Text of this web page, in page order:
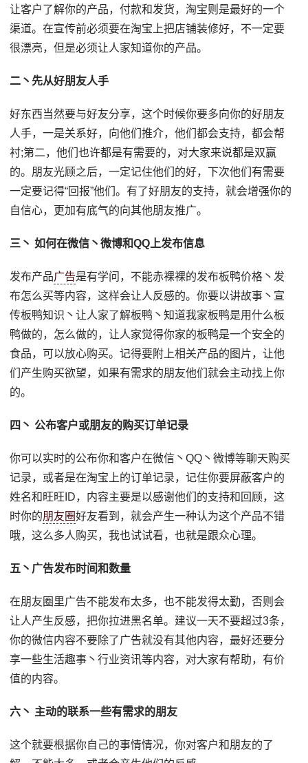
让客户了解你的产品，付款和发货，淘宝则是最好的一个
渠道。在宣传前必须要在淘宝上把店铺装修好，不一定要
很漂亮，但是必须让人家知道你的产品。
二丶先从好朋友人手
好东西当然要与好友分享，这个时候你要多向你的好朋友
人手，一是关系好，向他们推介，他们都会支持，都会帮
衬;第二，他们也许都是有需要的，对大家来说都是双赢
的。朋友光顾之后，一定记住他们的好，下次他们有需要
一定要记得“回报”他们。有了好朋友的支持，就会增强你的
自信心，更加有底气的向其他朋友推广。
三丶 如何在微信丶微博和QQ上发布信息
发布产品广告是有学问，不能赤裸裸的发布板鸭价格丶发
布怎么买等内容，这样会让人反感的。你要以讲故事丶宣
传板鸭知识丶让人家了解板鸭丶知道我家板鸭是用什么板
鸭做的，怎么做的，让人家觉得你家的板鸭是一个安全的
食品，可以放心购买。记得要附上相关产品的图片，让他
们产生购买欲望，如果有需求的朋友他们就会主动找上你
的。
四丶 公布客户或朋友的购买订单记录
你可以实时的公布你和客户在微信丶QQ丶微博等聊天购买
记录，或者是在淘宝上的订单记录，记住你要屏蔽客户的
姓名和旺旺ID，内容主要是以感谢他们的支持和回顾，这
时你的朋友圈好友看到，就会产生一种认为这个产品不错
哦，这么多人购买，我也试试看，也就是跟众心理。
五丶广告发布时间和数量
在朋友圈里广告不能发布太多，也不能发得太勤，否则会
让人产生反感，把你拉进黑名单。建议一天不要超过3条，
你的微信内容不要除了广告就没有其他内容，最好还要分
享一些生活趣事丶行业资讯等内容，对大家有帮助，有价
值的内容。
六丶 主动的联系一些有需求的朋友
这个就要根据你自己的事情情况，你对客户和朋友的了